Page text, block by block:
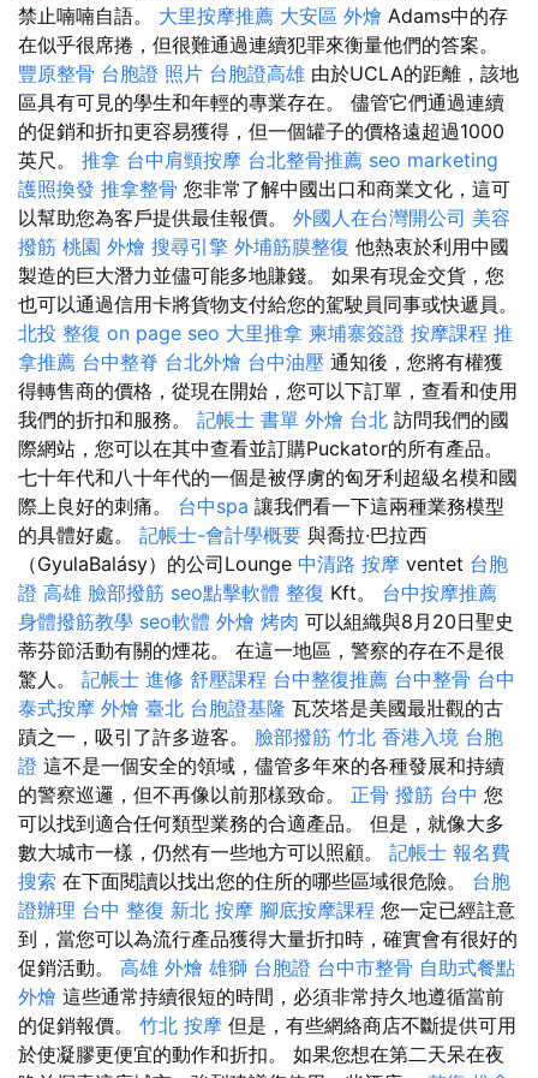
禁止喃喃自語。 大里按摩推薦 大安區 外燴 Adams中的存
在似乎很席捲，但很難通過連續犯罪來衡量他們的答案。
豐原整骨 台胞證 照片 台胞證高雄 由於UCLA的距離，該地
區具有可見的學生和年輕的專業存在。 儘管它們通過連續
的促銷和折扣更容易獲得，但一個罐子的價格遠超過1000
英尺。 推拿 台中肩頸按摩 台北整骨推薦 seo marketing
護照換發 推拿整骨 您非常了解中國出口和商業文化，這可
以幫助您為客戶提供最佳報價。 外國人在台灣開公司 美容
撥筋 桃園 外燴 搜尋引擎 外埔筋膜整復 他熱衷於利用中國
製造的巨大潛力並儘可能多地賺錢。 如果有現金交貨，您
也可以通過信用卡將貨物支付給您的駕駛員同事或快遞員。
北投 整復 on page seo 大里推拿 柬埔寨簽證 按摩課程 推
拿推薦 台中整脊 台北外燴 台中油壓 通知後，您將有權獲
得轉售商的價格，從現在開始，您可以下訂單，查看和使用
我們的折扣和服務。 記帳士 書單 外燴 台北 訪問我們的國
際網站，您可以在其中查看並訂購Puckator的所有產品。
七十年代和八十年代的一個是被俘虜的匈牙利超級名模和國
際上良好的刺痛。 台中spa 讓我們看一下這兩種業務模型
的具體好處。 記帳士-會計學概要 與喬拉·巴拉西
（GyulaBalásy）的公司Lounge 中清路 按摩 ventet 台胞
證 高雄 臉部撥筋 seo點擊軟體 整復 Kft。 台中按摩推薦
身體撥筋教學 seo軟體 外燴 烤肉 可以組織與8月20日聖史
蒂芬節活動有關的煙花。 在這一地區，警察的存在不是很
驚人。 記帳士 進修 舒壓課程 台中整復推薦 台中整骨 台中
泰式按摩 外燴 臺北 台胞證基隆 瓦茨塔是美國最壯觀的古
蹟之一，吸引了許多遊客。 臉部撥筋 竹北 香港入境 台胞
證 這不是一個安全的領域，儘管多年來的各種發展和持續
的警察巡邏，但不再像以前那樣致命。 正骨 撥筋 台中 您
可以找到適合任何類型業務的合適產品。 但是，就像大多
數大城市一樣，仍然有一些地方可以照顧。 記帳士 報名費
搜索 在下面閱讀以找出您的住所的哪些區域很危險。 台胞
證辦理 台中 整復 新北 按摩 腳底按摩課程 您一定已經註意
到，當您可以為流行產品獲得大量折扣時，確實會有很好的
促銷活動。 高雄 外燴 雄獅 台胞證 台中市整骨 自助式餐點
外燴 這些通常持續很短的時間，必須非常持久地遵循當前
的促銷報價。 竹北 按摩 但是，有些網絡商店不斷提供可用
於使凝膠更便宜的動作和折扣。 如果您想在第二天呆在夜